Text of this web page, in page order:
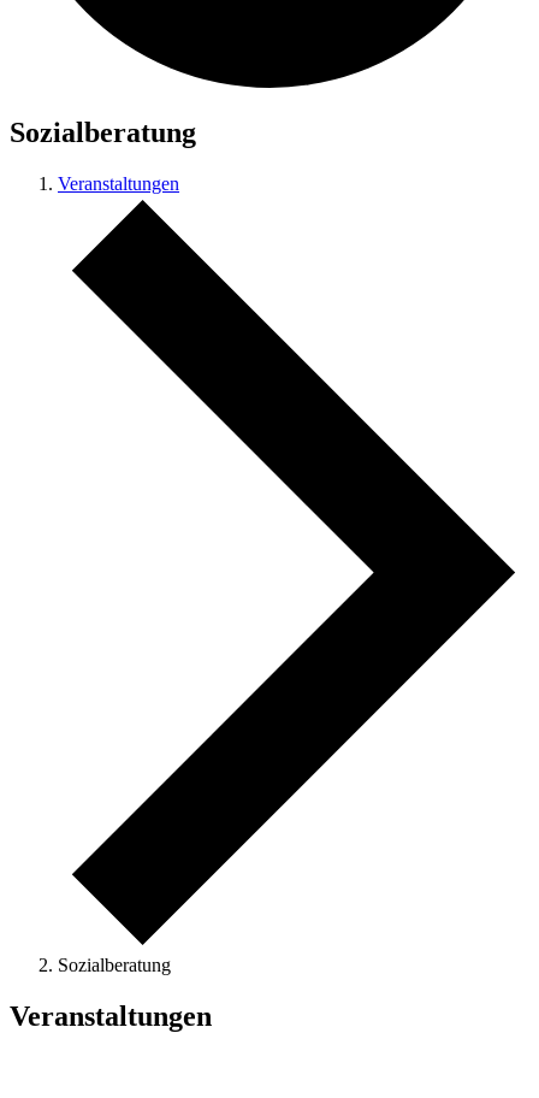
Sozialberatung
Veranstaltungen
Sozialberatung
Veranstaltungen